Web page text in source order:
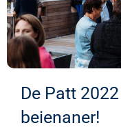
De Patt
beienaner!